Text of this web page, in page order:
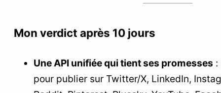
Posting API – le cœur du réacteur
Analytics API – data unifiée
Mon verdict après 10 jours
Une API unifiée qui tient ses promesses :
pour publier sur Twitter/X, LinkedIn,